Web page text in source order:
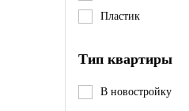
Пластик
Тип квартиры
В новостройку